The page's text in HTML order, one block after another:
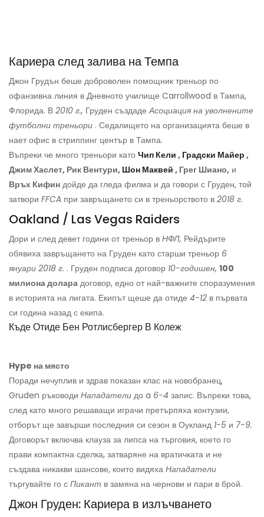
Кариера след залива на Темпа
Джон Грудън беше доброволен помощник треньор по
офанзивна линия в Дневното училище Carrollwood в Тампа,
Флорида. В 2010 г., Груден създадеАсоциация на уволнените
футболни треньори . Седалището на организацията беше в
нает офис в стриппинг център в Тампа.
Въпреки че много треньори като Чип Кели , Градски Майер ,
Джим Хаслет, Рик Вентури, Шон Маквей , Грег Шиано, и
Връх Кифин дойде да гледа филма и да говори с Груден, той
затвори FFCA при завръщането си в треньорството в 2018 г.
Oakland / Las Vegas Raiders
Дори и след девет години от треньор в НФЛ, Рейдърите
обявиха завръщането на Груден като старши треньор 6
януари 2018 г. . Груден подписа договор 10-годишен, 100
милиона долара договор, едно от най-важните споразумения
в историята на лигата. Екипът щеше да отиде 4-12 в първата
си година назад с екипа.
Къде Отиде Бен Ротлисбергер В Колеж
Hype на място
Поради нечуплив и здрав показан клас на новобранец,
Gruden ръководи Нападатели до a 6-4 запис. Въпреки това,
след като много решаващи играчи претърпяха контузии,
отборът ще завърши последния си сезон в Оукланд 1-5 и 7-9.
Договорът включва клауза за липса на търговия, което го
прави компактна сделка, затваряне на вратичката и не
създава никакви шансове, които видяха Нападатели
търгувайте го с Пикант в замяна на чернови и пари в брой.
Джон Груден: Кариера в излъчването